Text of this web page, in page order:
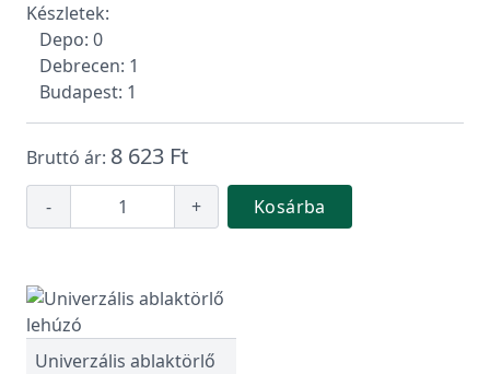
Készletek:
Depo: 0
Debrecen: 1
Budapest: 1
Bruttó ár: 8 623 Ft
- + Kosárba
Univerzális ablaktörlő